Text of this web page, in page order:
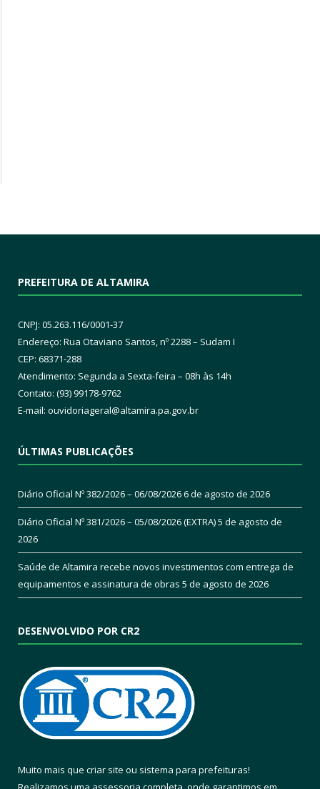
PREFEITURA DE ALTAMIRA
CNPJ: 05.263.116/0001-37
Endereço: Rua Otaviano Santos, nº 2288 – Sudam I
CEP: 68371-288
Atendimento: Segunda a Sexta-feira – 08h às 14h
Contato: (93) 99178-9762
E-mail: ouvidoriageral@altamira.pa.gov.br
ÚLTIMAS PUBLICAÇÕES
Diário Oficial Nº 382/2026 – 06/08/20266 de agosto de 2026
Diário Oficial Nº 381/2026 – 05/08/2026 (EXTRA)5 de agosto de
2026
Saúde de Altamira recebe novos investimentos com entrega de
equipamentos e assinatura de obras 5 de agosto de 2026
DESENVOLVIDO POR CR2
Muito mais que criar site ou sistema para prefeituras!